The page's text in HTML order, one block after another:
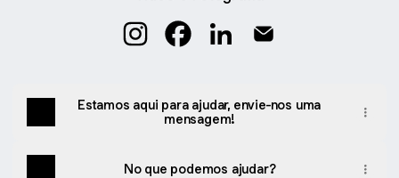
Estamos aqui para ajudar, envie-nos uma
mensagem!
No que podemos ajudar?